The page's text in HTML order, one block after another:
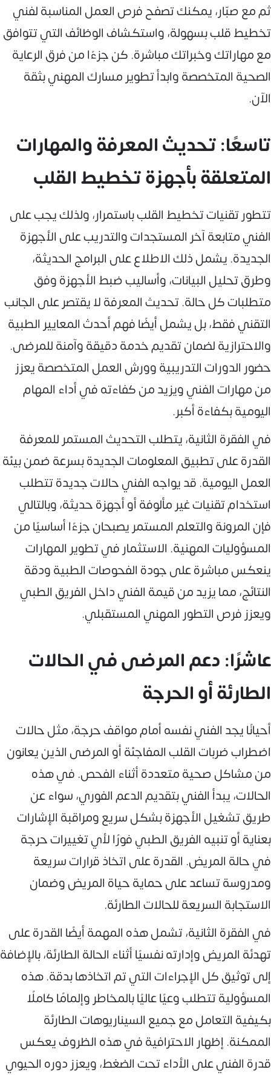
ثم مع صبّار، يمكنك تصفح فرص العمل المناسبة لفني
تخطيط قلب بسهولة، واستكشاف الوظائف التي تتوافق
مع مهاراتك وخبراتك مباشرة. كن جزءًا من فرق الرعاية
الصحية المتخصصة وابدأ تطوير مسارك المهني بثقة
الآن.
تاسعًا: تحديث المعرفة والمهارات
المتعلقة بأجهزة تخطيط القلب
تتطور تقنيات تخطيط القلب باستمرار، ولذلك يجب على
الفني متابعة آخر المستجدات والتدريب على الأجهزة
الجديدة. يشمل ذلك الاطلاع على البرامج الحديثة،
وطرق تحليل البيانات، وأساليب ضبط الأجهزة وفق
متطلبات كل حالة. تحديث المعرفة لا يقتصر على الجانب
التقني فقط، بل يشمل أيضًا فهم أحدث المعايير الطبية
والاحترازية لضمان تقديم خدمة دقيقة وآمنة للمرضى.
حضور الدورات التدريبية وورش العمل المتخصصة يعزز
من مهارات الفني ويزيد من كفاءته في أداء المهام
اليومية بكفاءة أكبر.
في الفقرة الثانية، يتطلب التحديث المستمر للمعرفة
القدرة على تطبيق المعلومات الجديدة بسرعة ضمن بيئة
العمل اليومية. قد يواجه الفني حالات جديدة تتطلب
استخدام تقنيات غير مألوفة أو أجهزة حديثة، وبالتالي
فإن المرونة والتعلم المستمر يصبحان جزءًا أساسيًا من
المسؤوليات المهنية. الاستثمار في تطوير المهارات
ينعكس مباشرة على جودة الفحوصات الطبية ودقة
النتائج، مما يزيد من قيمة الفني داخل الفريق الطبي
ويعزز فرص التطور المهني المستقبلي.
عاشرًا: دعم المرضى في الحالات
الطارئة أو الحرجة
أحيانًا يجد الفني نفسه أمام مواقف حرجة، مثل حالات
اضطراب ضربات القلب المفاجئة أو المرضى الذين يعانون
من مشاكل صحية متعددة أثناء الفحص. في هذه
الحالات، يبدأ الفني بتقديم الدعم الفوري، سواء عن
طريق تشغيل الأجهزة بشكل سريع ومراقبة الإشارات
بعناية أو تنبيه الفريق الطبي فورًا لأي تغييرات حرجة
في حالة المريض. القدرة على اتخاذ قرارات سريعة
ومدروسة تساعد على حماية حياة المريض وضمان
الاستجابة السريعة للحالات الطارئة.
في الفقرة الثانية، تشمل هذه المهمة أيضًا القدرة على
تهدئة المريض وإدارته نفسيًا أثناء الحالة الطارئة، بالإضافة
إلى توثيق كل الإجراءات التي تم اتخاذها بدقة. هذه
المسؤولية تتطلب وعيًا عاليًا بالمخاطر وإلمامًا كاملًا
بكيفية التعامل مع جميع السيناريوهات الطارئة
الممكنة. إظهار الاحترافية في هذه الظروف يعكس
قدرة الفني على الأداء تحت الضغط، ويعزز دوره الحيوي